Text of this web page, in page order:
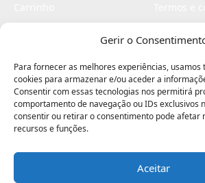
Gerir o
Para fornecer as melhores experiências, usamos
cookies para armazenar e/ou aceder a
Consentir com essas tecnologias nos permitirá
comportamento de navegação ou IDs exclusivos
consentir ou retirar o consentimento pode afetar
recursos e funções.
Aceitar
Livro de